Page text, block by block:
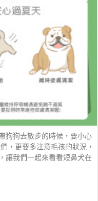
狗狗去散步的時候，要小心
，更要多注意毛孩的狀況，
讓我們一起來看看短鼻犬在